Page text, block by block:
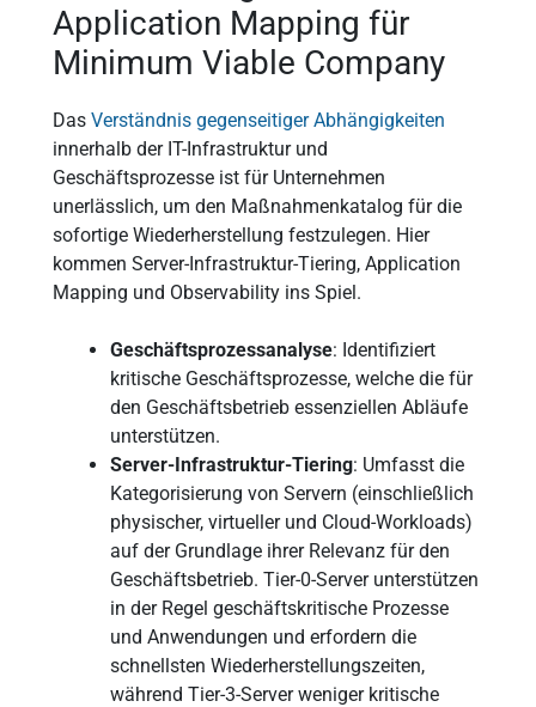
Application Mapping für
Minimum Viable Company
Das Verständnis gegenseitiger Abhängigkeiten
innerhalb der IT-Infrastruktur und
Geschäftsprozesse ist für Unternehmen
unerlässlich, um den Maßnahmenkatalog für die
sofortige Wiederherstellung festzulegen. Hier
kommen Server-Infrastruktur-Tiering, Application
Mapping und Observability ins Spiel.
Geschäftsprozessanalyse: Identifiziert
kritische Geschäftsprozesse, welche die für
den Geschäftsbetrieb essenziellen Abläufe
unterstützen.
Server-Infrastruktur-Tiering: Umfasst die
Kategorisierung von Servern (einschließlich
physischer, virtueller und Cloud-Workloads)
auf der Grundlage ihrer Relevanz für den
Geschäftsbetrieb. Tier-0-Server unterstützen
in der Regel geschäftskritische Prozesse
und Anwendungen und erfordern die
schnellsten Wiederherstellungszeiten,
während Tier-3-Server weniger kritische